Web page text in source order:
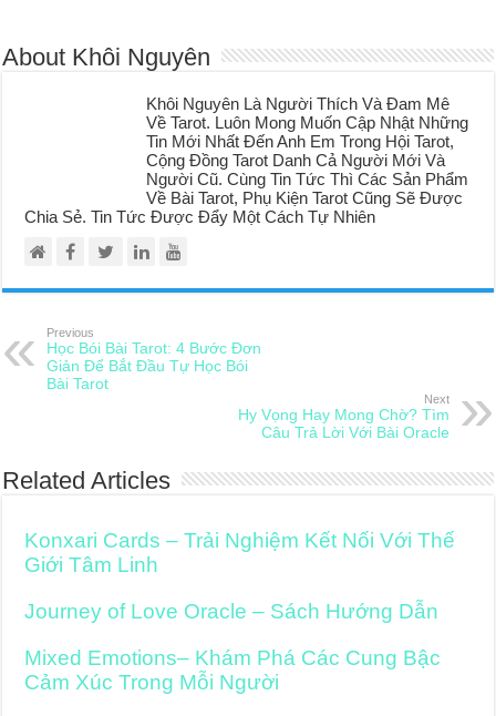
About Khôi Nguyên
Khôi Nguyên Là Người Thích Và Đam Mê
Về Tarot. Luôn Mong Muốn Cập Nhật Những
Tin Mới Nhất Đến Anh Em Trong Hội Tarot,
Cộng Đồng Tarot Danh Cả Người Mới Và
Người Cũ. Cùng Tin Tức Thì Các Sản Phẩm
Về Bài Tarot, Phụ Kiện Tarot Cũng Sẽ Được
Chia Sẻ. Tin Tức Được Đẩy Một Cách Tự Nhiên
Previous
Học Bói Bài Tarot: 4 Bước Đơn
Giản Để Bắt Đầu Tự Học Bói
Bài Tarot
Next
Hy Vọng Hay Mong Chờ? Tìm
Câu Trả Lời Với Bài Oracle
Related Articles
Konxari Cards – Trải Nghiệm Kết Nối Với Thế
Giới Tâm Linh
Journey of Love Oracle – Sách Hướng Dẫn
Mixed Emotions– Khám Phá Các Cung Bậc
Cảm Xúc Trong Mỗi Người